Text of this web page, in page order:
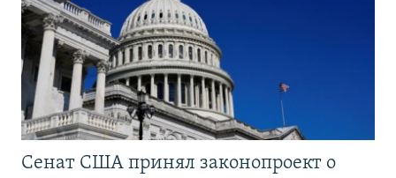
Сенат США принял законопроект о